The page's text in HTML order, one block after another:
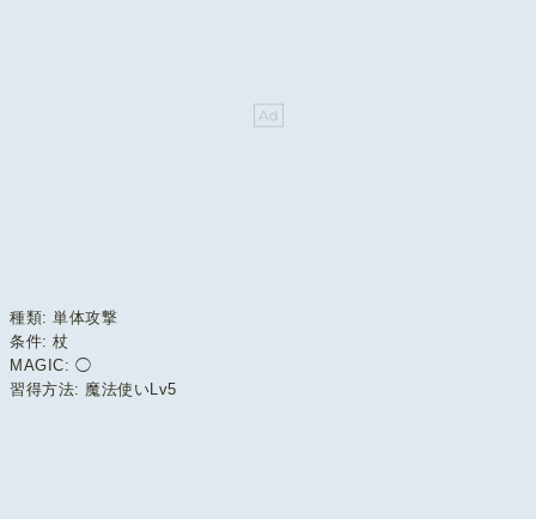
種類: 単体攻撃
条件: 杖
MAGIC: ◯
習得方法: 魔法使いLv5